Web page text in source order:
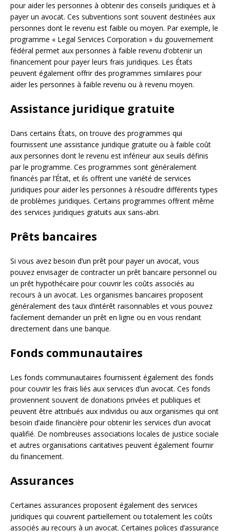
pour aider les personnes à obtenir des conseils juridiques et à
payer un avocat. Ces subventions sont souvent destinées aux
personnes dont le revenu est faible ou moyen. Par exemple, le
programme « Legal Services Corporation » du gouvernement
fédéral permet aux personnes à faible revenu d’obtenir un
financement pour payer leurs frais juridiques. Les États
peuvent également offrir des programmes similaires pour
aider les personnes à faible revenu ou à revenu moyen.
Assistance juridique gratuite
Dans certains États, on trouve des programmes qui
fournissent une assistance juridique gratuite ou à faible coût
aux personnes dont le revenu est inférieur aux seuils définis
par le programme. Ces programmes sont généralement
financés par l’État, et ils offrent une variété de services
juridiques pour aider les personnes à résoudre différents types
de problèmes juridiques. Certains programmes offrent même
des services juridiques gratuits aux sans-abri.
Prêts bancaires
Si vous avez besoin d’un prêt pour payer un avocat, vous
pouvez envisager de contracter un prêt bancaire personnel ou
un prêt hypothécaire pour couvrir les coûts associés au
recours à un avocat. Les organismes bancaires proposent
généralement des taux d’intérêt raisonnables et vous pouvez
facilement demander un prêt en ligne ou en vous rendant
directement dans une banque.
Fonds communautaires
Les fonds communautaires fournissent également des fonds
pour couvrir les frais liés aux services d’un avocat. Ces fonds
proviennent souvent de donations privées et publiques et
peuvent être attribués aux individus ou aux organismes qui ont
besoin d’aide financière pour obtenir les services d’un avocat
qualifié. De nombreuses associations locales de justice sociale
et autres organisations caritatives peuvent également fournir
du financement.
Assurances
Certaines assurances proposent également des services
juridiques qui couvrent partiellement ou totalement les coûts
associés au recours à un avocat. Certaines polices d’assurance